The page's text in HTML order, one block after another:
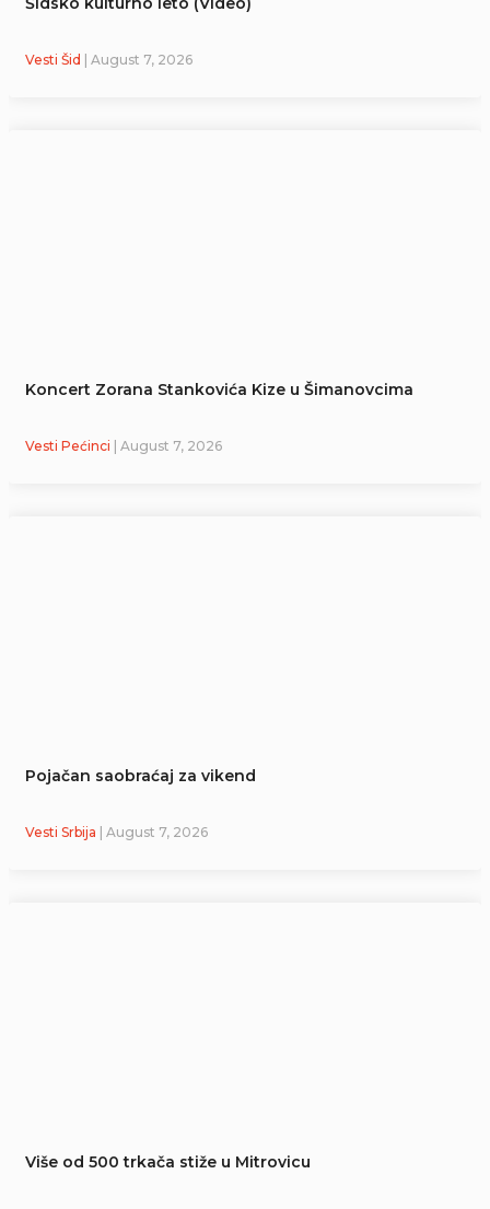
Vesti Šid | August 7, 2026
Koncert Zorana Stankovića Kize u Šimanovcima
Vesti Pećinci | August 7, 2026
Pojačan saobraćaj za vikend
Vesti Srbija | August 7, 2026
Više od 500 trkača stiže u Mitrovicu